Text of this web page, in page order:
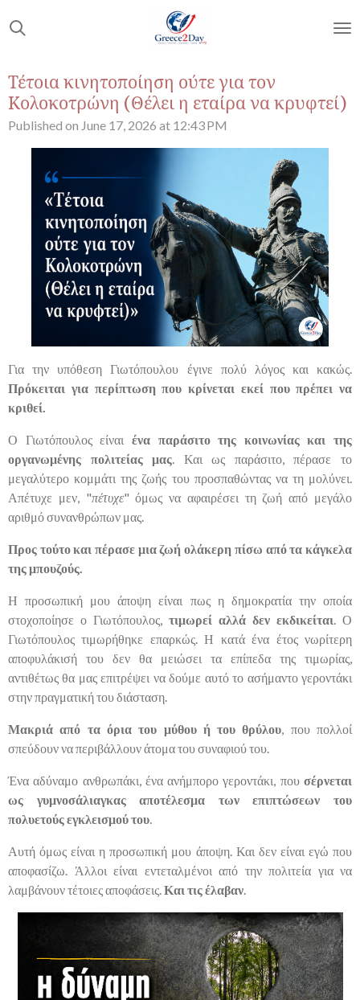
to
content
Τέτοια κινητοποίηση ούτε για τον
Κολοκοτρώνη (Θέλει η εταίρα να κρυφτεί)
Published on June 17, 2026 at 12:43 PM
Για την υπόθεση Γιωτόπουλου έγινε πολύ λόγος και κακώς.
Πρόκειται για περίπτωση που κρίνεται εκεί που πρέπει να
κριθεί.
Ο Γιωτόπουλος είναι ένα παράσιτο της κοινωνίας και της
οργανωμένης πολιτείας μας . Και ως παράσιτο, πέρασε το
μεγαλύτερο κομμάτι της ζωής του προσπαθώντας να τη μολύνει.
Απέτυχε μεν, "πέτυχε" όμως να αφαιρέσει τη ζωή από μεγάλο
αριθμό συνανθρώπων μας.
Προς τούτο και πέρασε μια ζωή ολάκερη πίσω από τα κάγκελα
της μπουζούς.
Η προσωπική μου άποψη είναι πως η δημοκρατία την οποία
στοχοποίησε ο Γιωτόπουλος, τιμωρεί αλλά δεν εκδικείται . Ο
Γιωτόπουλος τιμωρήθηκε επαρκώς. Η κατά ένα έτος νωρίτερη
αποφυλάκισή του δεν θα μειώσει τα επίπεδα της τιμωρίας,
αντιθέτως θα μας επιτρέψει να δούμε αυτό το ασήμαντο γεροντάκι
στην πραγματική του διάσταση.
Μακριά από τα όρια του μύθου ή του θρύλου , που πολλοί
σπεύδουν να περιβάλλουν άτομα του συναφιού του.
Ένα αδύναμο ανθρωπάκι, ένα ανήμπορο γεροντάκι, που σέρνεται
ως γυμνοσάλιαγκας αποτέλεσμα των επιπτώσεων του
πολυετούς εγκλεισμού του
Αυτή όμως είναι η προσωπική μου άποψη. Και δεν είναι εγώ που
αποφασίζω. Άλλοι είναι εντεταλμένοι από την πολιτεία για να
λαμβάνουν τέτοιες αποφάσεις. Και τις έλαβαν